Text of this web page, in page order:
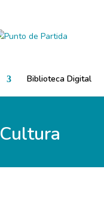
Biblioteca Digital
Cultura